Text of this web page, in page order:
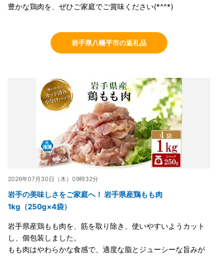
豊かな鶏肉を、ぜひご家庭でご賞味ください(*^^*)
岩手県八幡平市の返礼品
2026年07月30日（木）09時32分
岩手の美味しさをご家庭へ！ 岩手県産鶏もも肉
1kg（250g×4袋）
岩手県産鶏もも肉を、筋を取り除き、使いやすいようカット
し、個包装しました。
もも肉はやわらかな食感で、適度な脂とジューシーな旨みが